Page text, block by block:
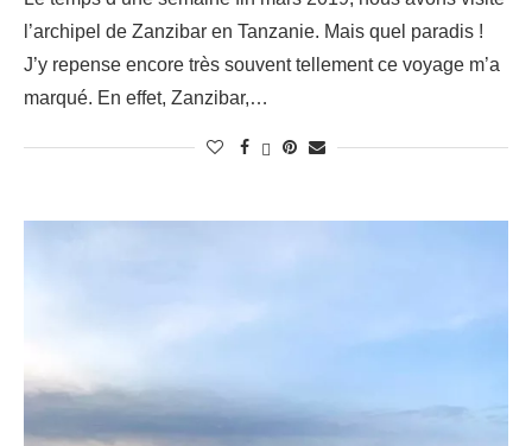
l’archipel de Zanzibar en Tanzanie. Mais quel paradis !
J’y repense encore très souvent tellement ce voyage m’a
marqué. En effet, Zanzibar,…